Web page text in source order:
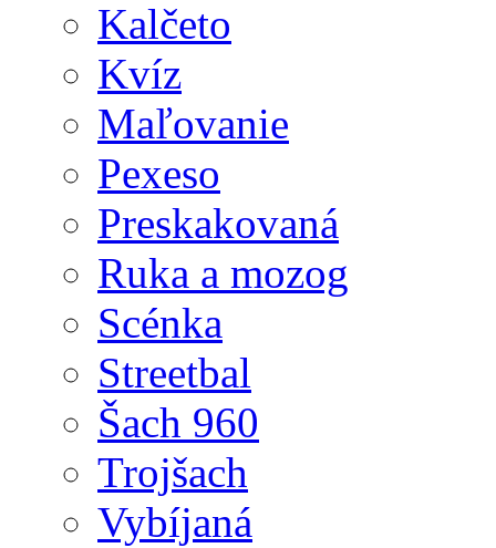
Kalčeto
Kvíz
Maľovanie
Pexeso
Preskakovaná
Ruka a mozog
Scénka
Streetbal
Šach 960
Trojšach
Vybíjaná